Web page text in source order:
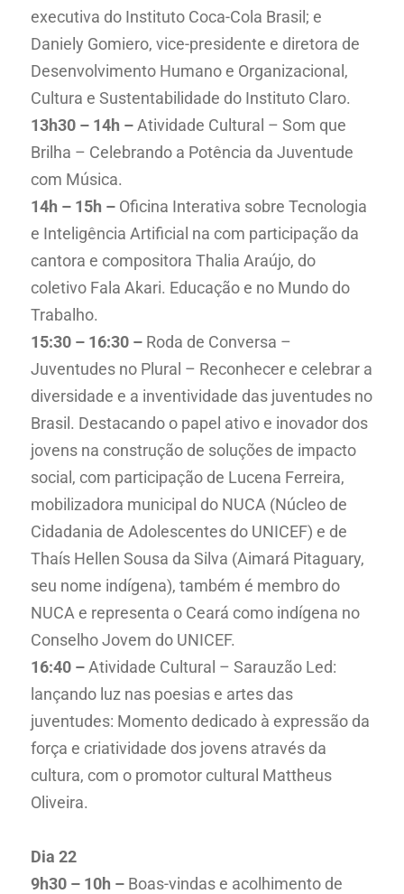
executiva do Instituto Coca-Cola Brasil; e
Daniely Gomiero, vice-presidente e diretora de
Desenvolvimento Humano e Organizacional,
Cultura e Sustentabilidade do Instituto Claro.
13h30 – 14h –Atividade Cultural – Som que
Brilha – Celebrando a Potência da Juventude
com Música.
14h – 15h – Oficina Interativa sobre Tecnologia
e Inteligência Artificial na com participação da
cantora e compositora Thalia Araújo, do
coletivo Fala Akari. Educação e no Mundo do
Trabalho.
15:30 – 16:30 – Roda de Conversa –
Juventudes no Plural – Reconhecer e celebrar a
diversidade e a inventividade das juventudes no
Brasil. Destacando o papel ativo e inovador dos
jovens na construção de soluções de impacto
social, com participação de Lucena Ferreira,
mobilizadora municipal do NUCA (Núcleo de
Cidadania de Adolescentes do UNICEF) e de
Thaís Hellen Sousa da Silva (Aimará Pitaguary,
seu nome indígena), também é membro do
NUCA e representa o Ceará como indígena no
Conselho Jovem do UNICEF.
16:40 –Atividade Cultural – Sarauzão Led:
lançando luz nas poesias e artes das
juventudes: Momento dedicado à expressão da
força e criatividade dos jovens através da
cultura, com o promotor cultural Mattheus
Oliveira.
Dia 22
9h30 – 10h – Boas-vindas e acolhimento de